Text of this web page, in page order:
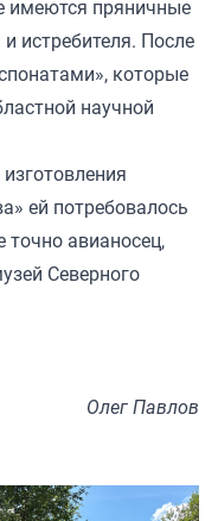
имеются пряничные
истребителя. После
которые
научной
ей потребовалось
точно авианосец,
Северного
Олег Павлов